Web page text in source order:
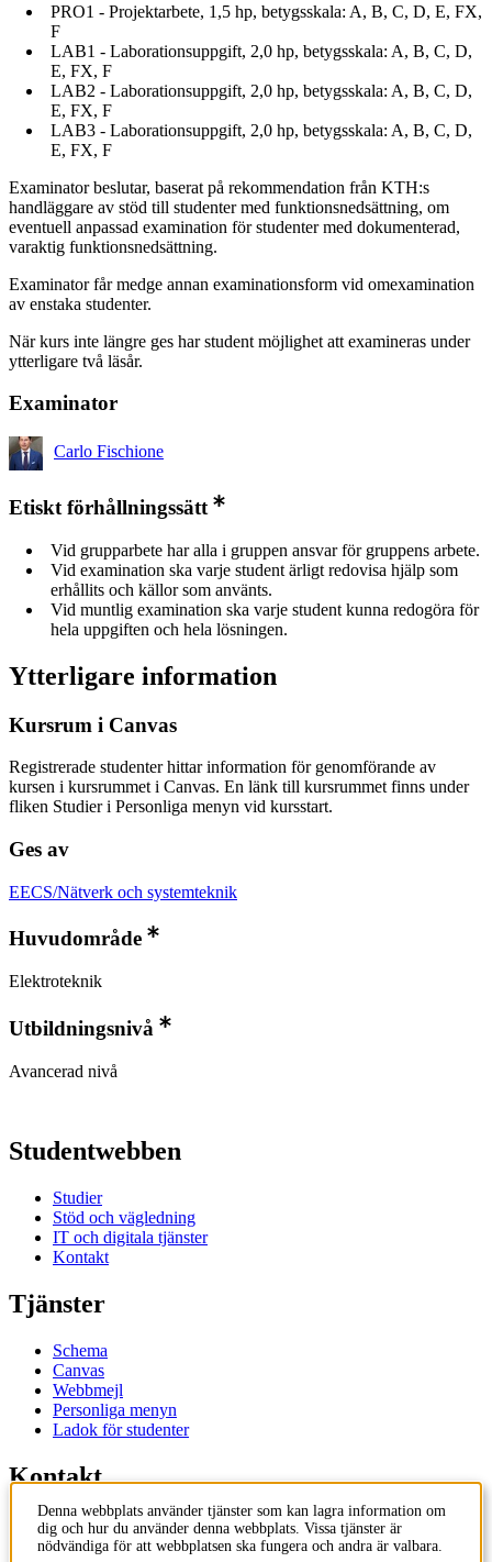
PRO1 - Projektarbete, 1,5 hp, betygsskala: A, B, C, D, E, FX,
F
LAB1 - Laborationsuppgift, 2,0 hp, betygsskala: A, B, C, D,
E, FX, F
LAB2 - Laborationsuppgift, 2,0 hp, betygsskala: A, B, C, D,
E, FX, F
LAB3 - Laborationsuppgift, 2,0 hp, betygsskala: A, B, C, D,
E, FX, F
Examinator beslutar, baserat på rekommendation från KTH:s
handläggare av stöd till studenter med funktionsnedsättning, om
eventuell anpassad examination för studenter med dokumenterad,
varaktig funktionsnedsättning.
Examinator får medge annan examinationsform vid omexamination
av enstaka studenter.
När kurs inte längre ges har student möjlighet att examineras under
ytterligare två läsår.
Examinator
Carlo Fischione
Etiskt förhållningssätt
Vid grupparbete har alla i gruppen ansvar för gruppens arbete.
Vid examination ska varje student ärligt redovisa hjälp som
erhållits och källor som använts.
Vid muntlig examination ska varje student kunna redogöra för
hela uppgiften och hela lösningen.
Ytterligare information
Kursrum i Canvas
Registrerade studenter hittar information för genomförande av
kursen i kursrummet i Canvas. En länk till kursrummet finns under
fliken Studier i Personliga menyn vid kursstart.
Ges av
EECS/Nätverk och systemteknik
Huvudområde
Elektroteknik
Utbildningsnivå
Avancerad nivå
Studentwebben
Studier
Stöd och vägledning
IT och digitala tjänster
Kontakt
Tjänster
Schema
Canvas
Webbmejl
Personliga menyn
Ladok för studenter
Kontakt
Kontakta utbildningsprogram
Kontakta kurs
Denna webbplats använder tjänster som kan lagra information om
dig och hur du använder denna webbplats. Vissa tjänster är
nödvändiga för att webbplatsen ska fungera och andra är valbara.